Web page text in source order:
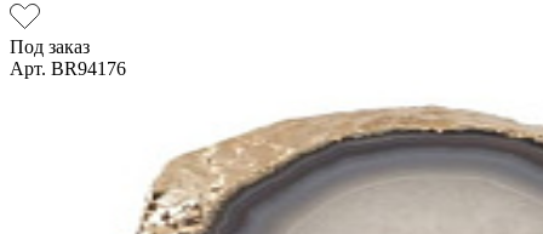
Под заказ
Арт. BR94176